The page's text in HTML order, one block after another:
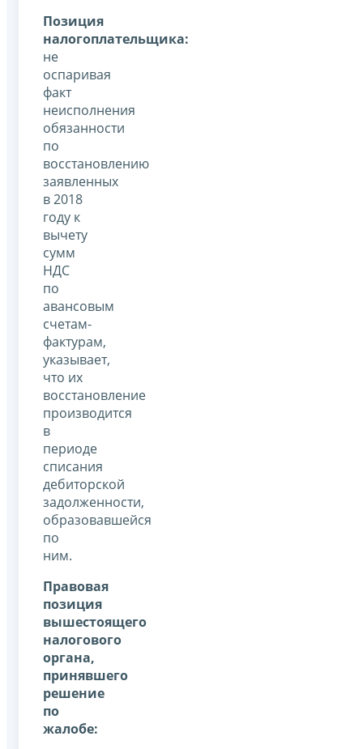
Позиция
налогоплательщика:
не
оспаривая
факт
неисполнения
обязанности
по
восстановлению
заявленных
в 2018
году к
вычету
сумм
НДС
по
авансовым
счетам-
фактурам,
указывает,
что их
восстановление
производится
в
периоде
списания
дебиторской
задолженности,
образовавшейся
по
ним.
Правовая
позиция
вышестоящего
налогового
органа,
принявшего
решение
по
жалобе: